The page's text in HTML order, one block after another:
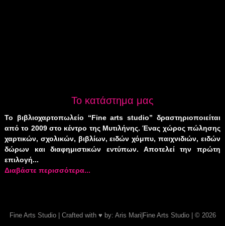
Το κατάστημα μας
Το βιβλιοχαρτοπωλείο “Fine arts studio” δραστηριοποιείται
από το 2009 στο κέντρο της Μυτιλήνης. Ένας χώρος πώλησης
χαρτικών, σχολικών, βιβλίων, ειδών χόμπυ, παιχνιδιών, ειδών
δώρων και διαφημιστικών εντύπων. Αποτελεί την πρώτη
επιλογή...
Διαβάστε περισσότερα...
Fine Arts Studio| Crafted with ♥ by: Aris Mari Fine Arts Studio| © 2026